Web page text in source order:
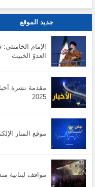
جديد الموقع
الإمام
العدوّ الخبيث
2025
موقع المنار
مواقف لبنانية